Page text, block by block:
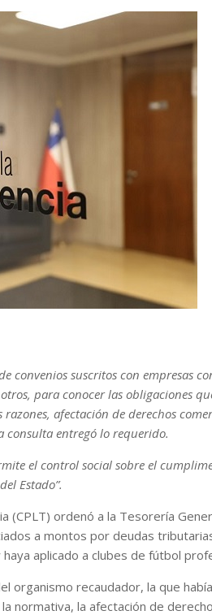
convenios suscritos con empresas
para conocer las obligaciones
afectación de derechos
consulta entregó lo requerido.
el control social sobre el
Estado”.
(CPLT) ordenó a la Tesorería
a montos por deudas
aplicado a clubes de fútbol
organismo recaudador, la que
normativa, la afectación de